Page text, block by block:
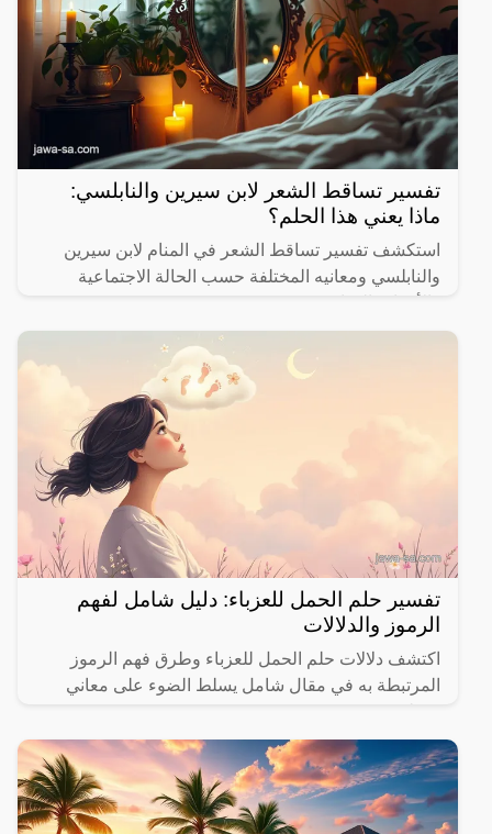
تفسير تساقط الشعر لابن سيرين والنابلسي:
ماذا يعني هذا الحلم؟
استكشف تفسير تساقط الشعر في المنام لابن سيرين
والنابلسي ومعانيه المختلفة حسب الحالة الاجتماعية
تفسير حلم الحمل للعزباء: دليل شامل لفهم
الرموز والدلالات
اكتشف دلالات حلم الحمل للعزباء وطرق فهم الرموز
المرتبطة به في مقال شامل يسلط الضوء على معاني